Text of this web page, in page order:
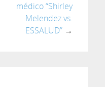
médico “Shirley
Melendez vs.
ESSALUD” →